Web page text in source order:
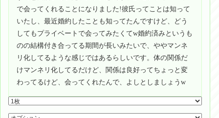
で会ってくれることになりました!彼氏ってことは知って
いたし、最近婚約したことも知ってたんですけど、どう
してもプライベートで会ってみたくてw婚約済みというも
のの結構付き合ってる期間が長いみたいで、ややマンネ
リ化してるような感じではあるらしいです。体の関係だ
けマンネリ化してるだけど、関係は良好ってちょっと変
わってるけど、会ってくれたんで、よしとしましょうw